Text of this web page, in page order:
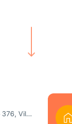
R. Rubens de Souza Araújo 376, Vila Mangalot